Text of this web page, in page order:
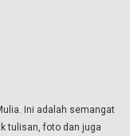
Ini adalah semangat
tulisan, foto dan juga